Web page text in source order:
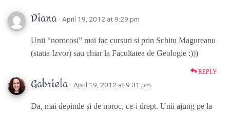
Diana · April 19, 2012 at 9:29 pm
Unii “norocosi” mai fac cursuri si prin Schitu Magureanu
(statia Izvor) sau chiar la Facultatea de Geologie :)))
REPLY
Gabriela · April 19, 2012 at 9:31 pm
Da, mai depinde și de noroc, ce-i drept. Unii ajung pe la